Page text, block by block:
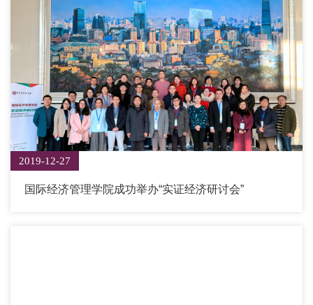
2019-12-27
国际经济管理学院成功举办“实证经济研讨会”